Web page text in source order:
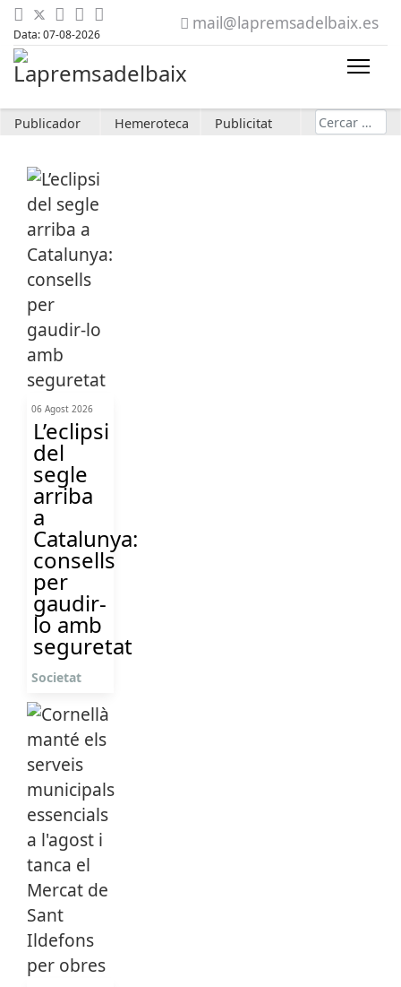
Data: 07-08-2026
mail@lapremsadelbaix.es
Publicador Hemeroteca Publicitat Cerca
06 Agost 2026
L’eclipsi
del
segle
arriba
a
Catalunya:
consells
per
gaudir-
lo amb
seguretat
Societat